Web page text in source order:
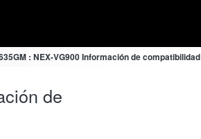
: NEX-VG900 Información de compatibilidad
de